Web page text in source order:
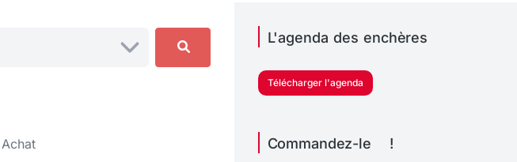
Achat
L'agenda des enchères
Télécharger l'agenda
Commandez-le !